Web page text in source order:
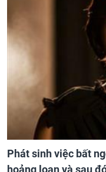
Phát sinh việc bất